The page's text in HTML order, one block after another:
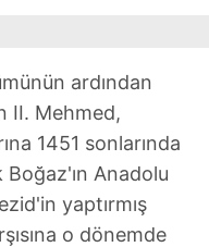
ardından
II. Mehmed,
1451 sonlarında
Boğaz'ın Anadolu
yaptırmış
o dönemde